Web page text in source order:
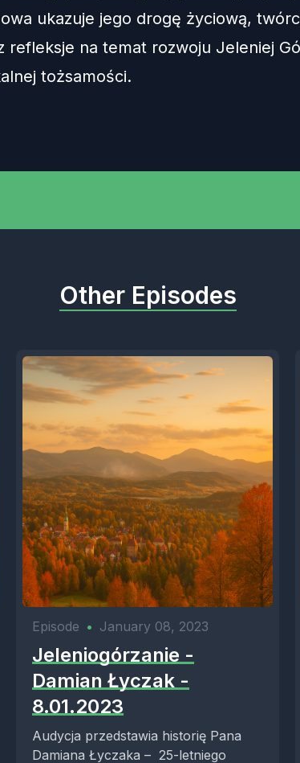
ukazuje jego drogę życiową,
refleksje na temat rozwoju Jeleniej
tożsamości.
Other Episodes
Episode • January 08, 2023
Jeleniogórzanie -
Damian Łyczak -
8.01.2023
Audycja przedstawia historię Pana
Damiana Łyczaka – 25-letniego